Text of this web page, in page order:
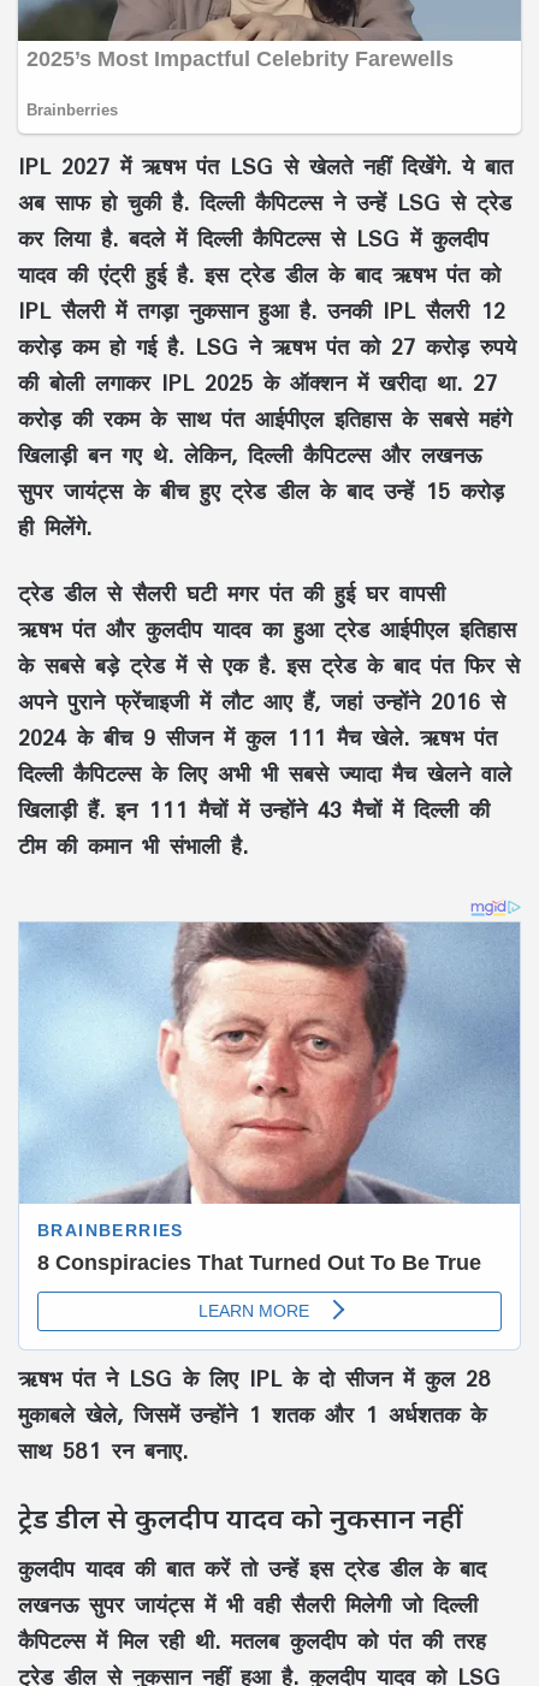
IPL 2027 में ऋषभ पंत LSG से खेलते नहीं दिखेंगे. ये बात
अब साफ हो चुकी है. दिल्ली कैपिटल्स ने उन्हें LSG से ट्रेड
कर लिया है. बदले में दिल्ली कैपिटल्स से LSG में कुलदीप
यादव की एंट्री हुई है. इस ट्रेड डील के बाद ऋषभ पंत को
IPL सैलरी में तगड़ा नुकसान हुआ है. उनकी IPL सैलरी 12
करोड़ कम हो गई है. LSG ने ऋषभ पंत को 27 करोड़ रुपये
की बोली लगाकर IPL 2025 के ऑक्शन में खरीदा था. 27
करोड़ की रकम के साथ पंत आईपीएल इतिहास के सबसे महंगे
खिलाड़ी बन गए थे. लेकिन, दिल्ली कैपिटल्स और लखनऊ
सुपर जायंट्स के बीच हुए ट्रेड डील के बाद उन्हें 15 करोड़
ही मिलेंगे.
ट्रेड डील से सैलरी घटी मगर पंत की हुई घर वापसी
ऋषभ पंत और कुलदीप यादव का हुआ ट्रेड आईपीएल इतिहास
के सबसे बड़े ट्रेड में से एक है. इस ट्रेड के बाद पंत फिर से
अपने पुराने फ्रेंचाइजी में लौट आए हैं, जहां उन्होंने 2016 से
2024 के बीच 9 सीजन में कुल 111 मैच खेले. ऋषभ पंत
दिल्ली कैपिटल्स के लिए अभी भी सबसे ज्यादा मैच खेलने वाले
खिलाड़ी हैं. इन 111 मैचों में उन्होंने 43 मैचों में दिल्ली की
टीम की कमान भी संभाली है.
ऋषभ पंत ने LSG के लिए IPL के दो सीजन में कुल 28
मुकाबले खेले, जिसमें उन्होंने 1 शतक और 1 अर्धशतक के
साथ 581 रन बनाए.
ट्रेड डील से कुलदीप यादव को नुकसान नहीं
कुलदीप यादव की बात करें तो उन्हें इस ट्रेड डील के बाद
लखनऊ सुपर जायंट्स में भी वही सैलरी मिलेगी जो दिल्ली
कैपिटल्स में मिल रही थी. मतलब कुलदीप को पंत की तरह